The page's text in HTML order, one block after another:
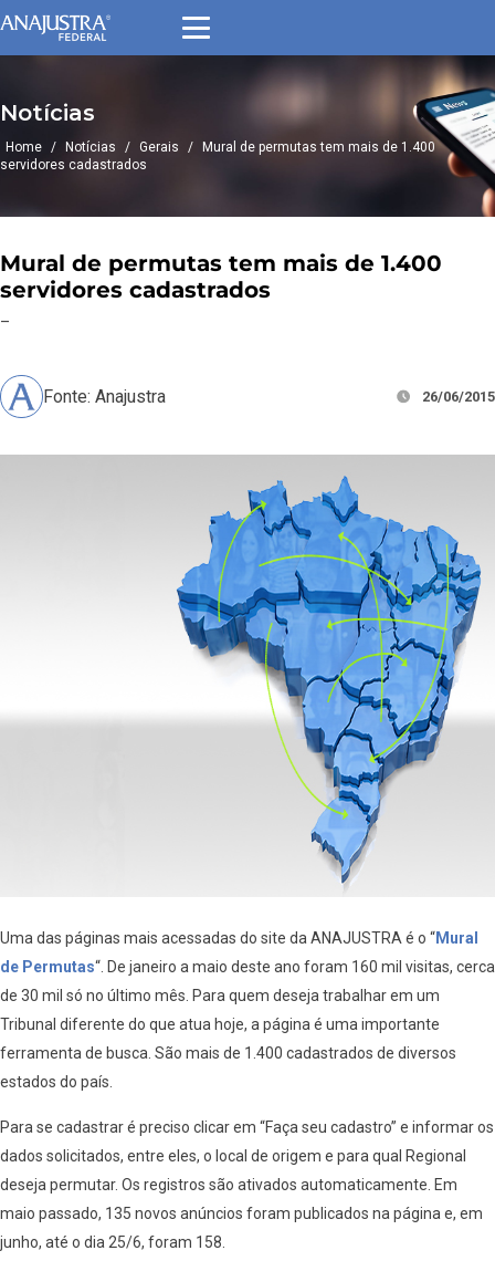
Notícias
Home / Notícias / Gerais /
Mural de permutas tem mais de 1.400
servidores cadastrados
Mural de permutas tem mais de 1.400
servidores cadastrados
–
Fonte: Anajustra 26/06/2015
Uma das páginas mais acessadas do site da ANAJUSTRA é o “Mural
de Permutas“. De janeiro a maio deste ano foram 160 mil visitas, cerca
de 30 mil só no último mês. Para quem deseja trabalhar em um
Tribunal diferente do que atua hoje, a página é uma importante
ferramenta de busca. São mais de 1.400 cadastrados de diversos
estados do país.
Para se cadastrar é preciso clicar em “Faça seu cadastro” e informar os
dados solicitados, entre eles, o local de origem e para qual Regional
deseja permutar. Os registros são ativados automaticamente. Em
maio passado, 135 novos anúncios foram publicados na página e, em
junho, até o dia 25/6, foram 158.